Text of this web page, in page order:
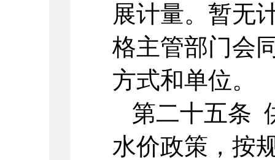
展计量。暂无
格主管部门会
方式和单位。
第二十五条
水价政策，按